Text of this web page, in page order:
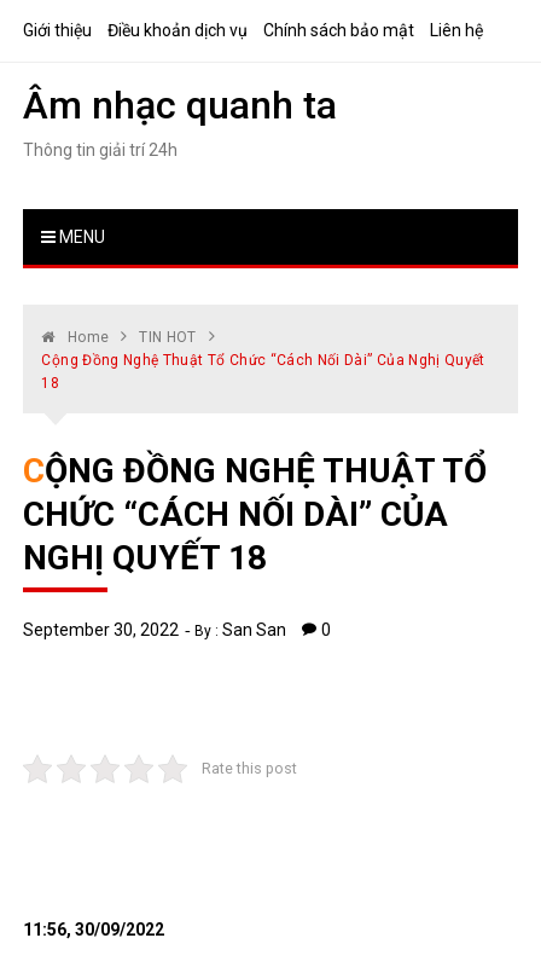
Giới thiệu Điều khoản dịch vụ Chính sách bảo mật Liên hệ
Âm nhạc quanh ta
Thông tin giải trí 24h
MENU
Home
TIN HOT
Cộng Đồng Nghệ Thuật Tổ Chức “Cách Nối Dài” Của Nghị Quyết
18
CỘNG ĐỒNG NGHỆ THUẬT TỔ
CHỨC “CÁCH NỐI DÀI” CỦA
NGHỊ QUYẾT 18
September 30, 2022 By :San San 0
Rate this post
11:56, 30/09/2022